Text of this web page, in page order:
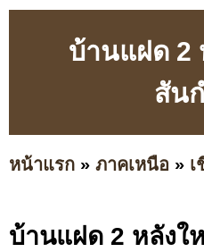
บ้านแฝด 2
สัน
หน้าแรก » ภาคเหนือ » เ
บ้านแฝด 2 หลังใ